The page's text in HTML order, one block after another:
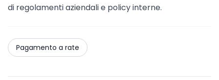
di regolamenti aziendali e policy interne.
Pagamento a rate